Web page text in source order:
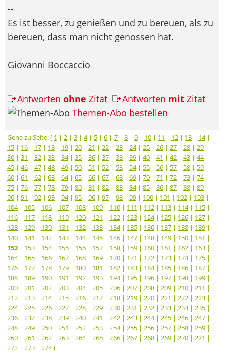
--
Es ist besser, zu genießen und zu bereuen, als zu
bereuen, dass man nicht genossen hat.
Giovanni Boccaccio
Antworten ohne Zitat Antworten mit Zitat
Themen-Abo bestellen
Gehe zu Seite: ( 1 | 2 | 3 | 4| 5 | 6 | 7 | 8 | 9 | 10 | 11 | 12 | 13 | 14|
15 | 16 | 17 | 18 | 19 | 20 | 21 | 22 | 23 | 24| 25 | 26 | 27 | 28 | 29 |
30 | 31 | 32 | 33 | 34| 35 | 36 | 37 | 38 | 39 | 40 | 41 | 42 | 43 | 44|
45 | 46 | 47 | 48 | 49 | 50 | 51 | 52 | 53 | 54| 55 | 56 | 57 | 58 | 59 |
60 | 61 | 62 | 63 | 64| 65 | 66 | 67 | 68 | 69 | 70 | 71 | 72 | 73 | 74|
75 | 76 | 77 | 78 | 79 | 80 | 81 | 82 | 83 | 84| 85 | 86 | 87 | 88 | 89 |
90 | 91 | 92 | 93 | 94| 95 | 96 | 97 | 98 | 99 | 100 | 101 | 102 | 103 |
104| 105 | 106 | 107 | 108 | 109 | 110 | 111 | 112 | 113 | 114| 115 |
116 | 117 | 118 | 119 | 120 | 121 | 122 | 123 | 124| 125 | 126 | 127 |
128 | 129 | 130 | 131 | 132 | 133 | 134| 135 | 136 | 137 | 138 | 139 |
140 | 141 | 142 | 143 | 144| 145 | 146 | 147 | 148 | 149 | 150 | 151 |
152 | 153 | 154| 155 | 156 | 157 | 158 | 159 | 160 | 161 | 162 | 163 |
164| 165 | 166 | 167 | 168 | 169 | 170 | 171 | 172 | 173 | 174| 175 |
176 | 177 | 178 | 179 | 180 | 181 | 182 | 183 | 184| 185 | 186 | 187 |
188 | 189 | 190 | 191 | 192 | 193 | 194| 195 | 196 | 197 | 198 | 199 |
200 | 201 | 202 | 203 | 204| 205 | 206 | 207 | 208 | 209 | 210 | 211 |
212 | 213 | 214| 215 | 216 | 217 | 218 | 219 | 220 | 221 | 222 | 223 |
224| 225 | 226 | 227 | 228 | 229 | 230 | 231 | 232 | 233 | 234| 235 |
236 | 237 | 238 | 239 | 240 | 241 | 242 | 243 | 244| 245 | 246 | 247 |
248 | 249 | 250 | 251 | 252 | 253 | 254| 255 | 256 | 257 | 258 | 259 |
260 | 261 | 262 | 263 | 264| 265 | 266 | 267 | 268 | 269 | 270 | 271 |
272 | 273 | 274)